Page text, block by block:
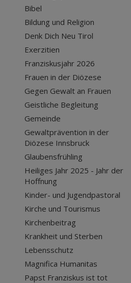
Bibel
Bildung und Religion
Denk Dich Neu Tirol
Exerzitien
Franziskusjahr 2026
Frauen in der Diözese
Gegen Gewalt an Frauen
Geistliche Begleitung
Gemeinde
Gewaltprävention in der
Diözese Innsbruck
Glaubensfrühling
Heiliges Jahr 2025 - Jahr der
Hoffnung
Kinder- und Jugendpastoral
Kirche und Tourismus
Kirchenbeitrag
Krankheit und Sterben
Lebensschutz
Magnifica Humanitas
Papst Franziskus ist tot